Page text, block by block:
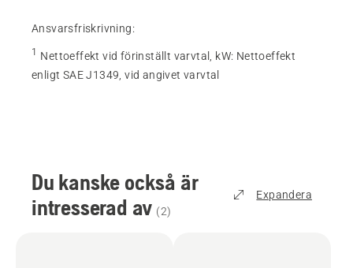
Ansvarsfriskrivning:
1 Nettoeffekt vid förinställt varvtal, kW: Nettoeffekt
enligt SAE J1349, vid angivet varvtal
Du kanske också är
intresserad av (2)
Expandera